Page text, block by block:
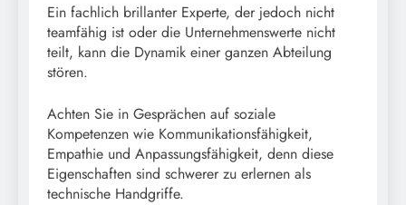
Ein fachlich brillanter Experte, der jedoch nicht
teamfähig ist oder die Unternehmenswerte nicht
teilt, kann die Dynamik einer ganzen Abteilung
stören.
Achten Sie in Gesprächen auf soziale
Kompetenzen wie Kommunikationsfähigkeit,
Empathie und Anpassungsfähigkeit, denn diese
Eigenschaften sind schwerer zu erlernen als
technische Handgriffe.